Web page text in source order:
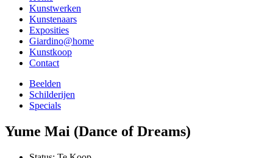
Kunstwerken
Kunstenaars
Exposities
Giardino@home
Kunstkoop
Contact
Beelden
Schilderijen
Specials
Yume Mai (Dance of Dreams)